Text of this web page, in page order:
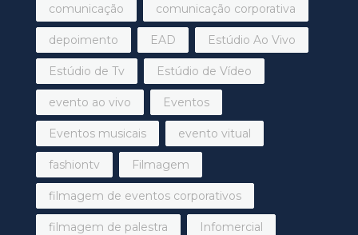
comunicação comunicação corporativa
depoimento EAD Estúdio Ao Vivo
Estúdio de Tv Estúdio de Vídeo
evento ao vivo Eventos
Eventos musicais evento vitual
fashiontv Filmagem
filmagem de eventos corporativos
filmagem de palestra Infomercial